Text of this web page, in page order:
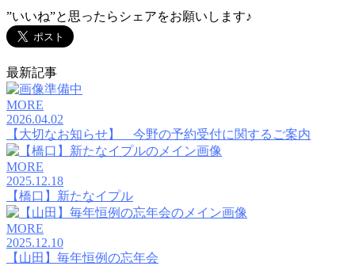
”いいね”と思ったらシェアをお願いします♪
最新記事
MORE
2026.04.02
【大切なお知らせ】 今野の予約受付に関するご案内
MORE
2025.12.18
【橋口】新たなイプル
MORE
2025.12.10
【山田】毎年恒例の忘年会